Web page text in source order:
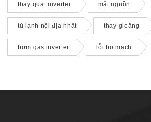
thay quạt inverter mất nguồn
tủ lạnh nội địa nhật thay gioăng
bơm gas inverter lỗi bo mạch